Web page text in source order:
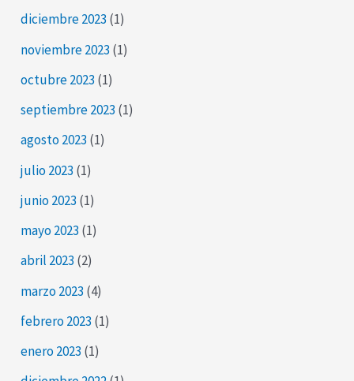
diciembre 2023 (1)
noviembre 2023 (1)
octubre 2023 (1)
septiembre 2023 (1)
agosto 2023 (1)
julio 2023 (1)
junio 2023 (1)
mayo 2023 (1)
abril 2023 (2)
marzo 2023 (4)
febrero 2023 (1)
enero 2023 (1)